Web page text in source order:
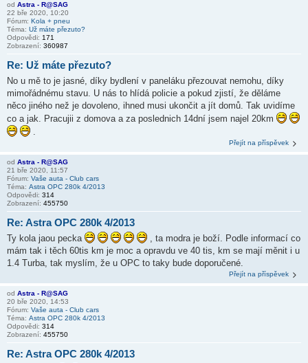
od Astra - R@SAG
22 bře 2020, 10:20
Fórum: Kola + pneu
Téma: Už máte přezuto?
Odpovědi: 171
Zobrazení: 360987
Re: Už máte přezuto?
No u mě to je jasné, díky bydlení v paneláku přezouvat nemohu, díky
mimořádnému stavu. U nás to hlídá policie a pokud zjistí, že děláme
něco jiného než je dovoleno, ihned musi ukončit a jít domů. Tak uvidíme
co a jak. Pracujii z domova a za poslednich 14dní jsem najel 20km
Přejít na příspěvek
od Astra - R@SAG
21 bře 2020, 11:57
Fórum: Vaše auta - Club cars
Téma: Astra OPC 280k 4/2013
Odpovědi: 314
Zobrazení: 455750
Re: Astra OPC 280k 4/2013
Ty kola jaou pecka
, ta modra je boží. Podle informací co
mám tak i těch 60tis km je moc a opravdu ve 40 tis, km se mají měnit i u
1.4 Turba, tak myslím, že u OPC to taky bude doporučené.
Přejít na příspěvek
od Astra - R@SAG
20 bře 2020, 14:53
Fórum: Vaše auta - Club cars
Téma: Astra OPC 280k 4/2013
Odpovědi: 314
Zobrazení: 455750
Re: Astra OPC 280k 4/2013